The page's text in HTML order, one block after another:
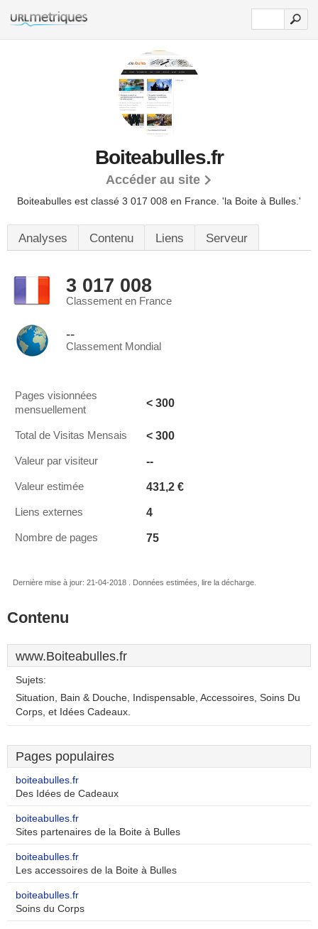
Boiteabulles.fr
Accéder au site
Boiteabulles est classé 3 017 008 en France. 'la Boite à Bulles.'
Analyses Contenu Liens Serveur
3 017 008
Classement en France
--
Classement Mondial
Pages visionnées
mensuellement
< 300
Total de Visitas Mensais < 300
Valeur par visiteur --
Valeur estimée 431,2 €
Liens externes 4
Nombre de pages 75
Dernière mise à jour: 21-04-2018 . Données estimées, lire la décharge.
Contenu
www.Boiteabulles.fr
Sujets:
Situation, Bain & Douche, Indispensable, Accessoires, Soins Du
Corps, et Idées Cadeaux.
Pages populaires
boiteabulles.fr
Des Idées de Cadeaux
boiteabulles.fr
Sites partenaires de la Boite à Bulles
boiteabulles.fr
Les accessoires de la Boite à Bulles
boiteabulles.fr
Soins du Corps